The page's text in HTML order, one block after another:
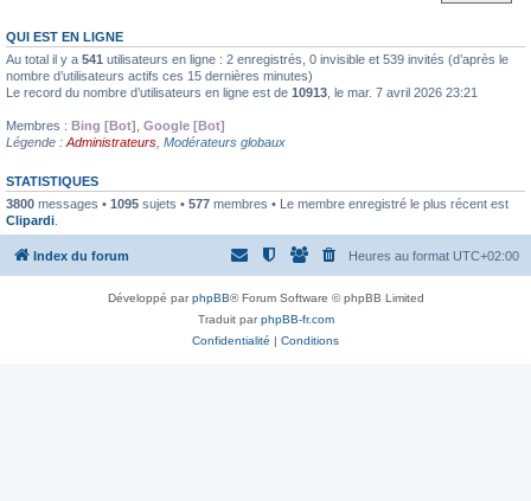
QUI EST EN LIGNE
Au total il y a 541 utilisateurs en ligne : 2 enregistrés, 0 invisible et 539 invités (d’après le
nombre d’utilisateurs actifs ces 15 dernières minutes)
Le record du nombre d’utilisateurs en ligne est de 10913 , le mar. 7 avril 2026 23:21
Membres : Bing [Bot] Google [Bot]
Légende : Administrateurs Modérateurs globaux
STATISTIQUES
3800 messages • 1095 sujets • 577 membres • Le membre enregistré le plus récent est
Clipardi
Index du forum Heures au format UTC+02:00
Développé parphpBB® Forum Software © phpBB Limited
Traduit parphpBB-fr.com
Confidentialité | Conditions